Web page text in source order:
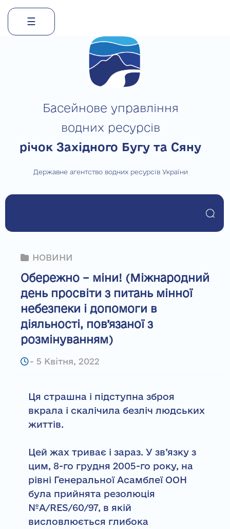
☰
Басейнове управління
водних ресурсів
річок Західного Бугу та Сяну
Державне агентство водних ресурсів України
НОВИНИ
Обережно – міни! (Міжнародний
день просвіти з питань мінної
небезпеки і допомоги в
діяльності, пов’язаної з
розмінуванням)
- 5 Квітня, 2022
Ця страшна і підступна зброя
вкрала і скалічила безліч людських
життів.
Цей жах триває і зараз. У зв’язку з
цим, 8-го грудня 2005-го року, на
рівні Генеральної Асамблеї ООН
була прийнята резолюція
№A/RES/60/97, в якій
висловлюється глибока